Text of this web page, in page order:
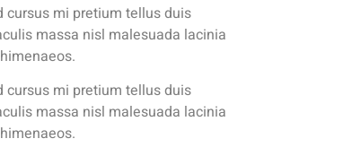
cursus mi pretium tellus duis
massa nisl malesuada lacinia
cursus mi pretium tellus duis
massa nisl malesuada lacinia